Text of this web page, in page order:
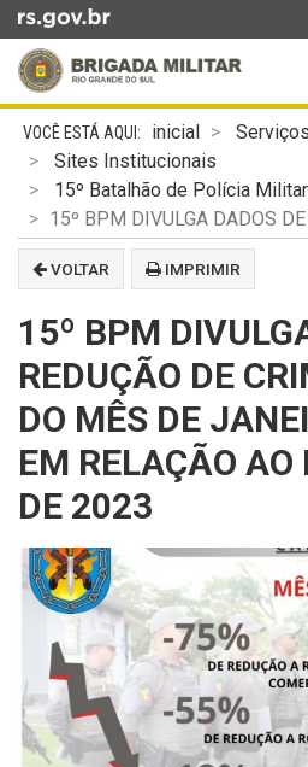
para
conteúdo
para
menu
para
busca
Início
conteúdo
inicial
Serviços
Sites Institucionais
15º Batalhão de Polícia Militar
15º BPM DIVULGA DADOS DE
VOLTAR IMPRIMIR
15º BPM
REDUÇÃO DE
DO MÊS DE
EM RELAÇÃO
DE 2023